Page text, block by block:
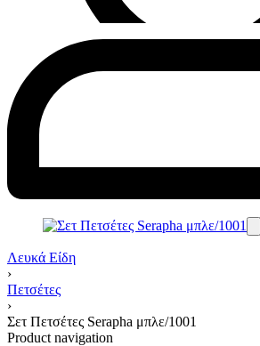
Λευκά Είδη
›
Πετσέτες
›
Σετ Πετσέτες Serapha μπλε/1001
Product navigation